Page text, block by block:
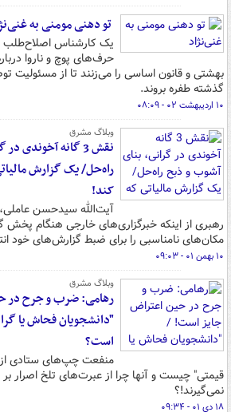
تو دهنی مومنی به
یک کارشناس اصلاح‌طلب
حرف‌های پوچ و ناروا
بهشتی و قانون اساسی را می‌زنند تا از
گذشته طفره بروند.
۱۰ اردیبهشت ۰۲ - ۰۸:۰۹
وبلاگ مشرق
نقش 3 گانه
راه‌حل/ یک گزارش
کند!
آیت‌الله سیدحسن
رهبری از اینکه خبرگزاری‌های خارجی هنگام پخش
مکان‌های نامناسبی را برای ضبط گزارش‌های خود
۱۰ بهمن ۰۱ - ۰۹:۰۳
وبلاگ مشرق
رهامی: ضرب و جرح در
"دانشجویان فحاش یا
است؟
منفعت چپ‌های ستادی از
قیمتی" چیست و آنها چرا از عبرت‌های تلخ اصرار بر
نمی‌گیرند!؟
۱۸ دی ۰۱ - ۰۹:۳۴